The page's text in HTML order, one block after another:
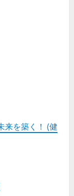
来を築く！ (健